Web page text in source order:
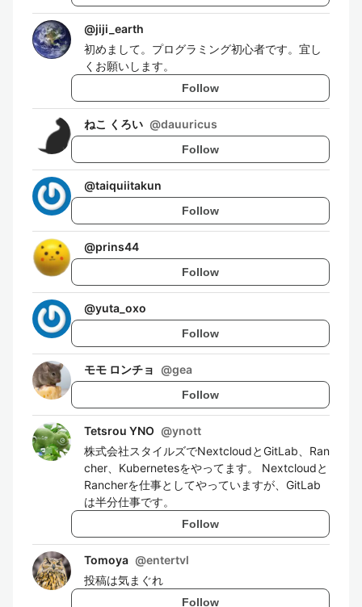
@jiji_earth
初めまして。プログラミング初心者です。宜し
くお願いします。
Follow
ねこ くろい @dauuricus
Follow
@taiquiitakun
Follow
@prins44
Follow
@yuta_oxo
Follow
モモ ロンチョ @gea
Follow
Tetsrou YNO @ynott
株式会社スタイルズでNextcloudとGitLab、Ran
cher、Kubernetesをやってます。 Nextcloudと
Rancherを仕事としてやっていますが、GitLab
は半分仕事です。
Follow
Tomoya @entertvl
投稿は気まぐれ
Follow